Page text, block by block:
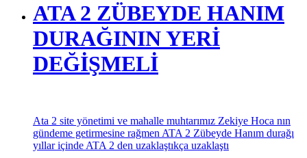
ATA 2 ZÜBEYDE HANIM
DURAĞININ YERİ
DEĞİŞMELİ
Ata 2 site yönetimi ve mahalle muhtarımız Zekiye Hoca nın
gündeme getirmesine rağmen ATA 2 Zübeyde Hanım durağı